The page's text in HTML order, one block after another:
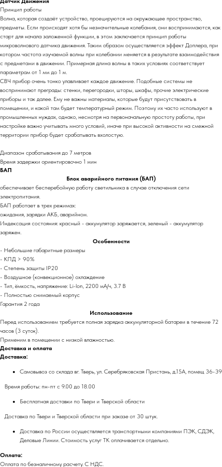
Принцип работы
Волна, которая создаёт устройство, проецируются на окружающее пространство,
предметы. Если происходят хотя бы незначительные колебания, они воспринимаются, как
старт для начала заложенной функции, в этом заключается принцип работы
микроволнового датчика движения. Таким образом осуществляется эффект Доплера, при
котором частота изучаемой волны при колебании меняется в результате взаимодействия
с предметами в движении. Примерная длина волны в таких условиях соответствует
параметрам от 1 мм до 1 м.
СВЧ прибор очень тонко улавливает каждое движение. Подобные системы не
воспринимают преграды: стенки, перегородки, шторы, шкафы, прочие электрические
приборы и так далее. Ему не важны материалы, которые будут присутствовать в
помещении, и какой там будет температурный режим. Поэтому их часто используют в
промышленных нуждах, однако, несмотря на первоначальную простоту работы, при
настройке важно учитывать много условий, иначе при высокой активности на смежной
территории прибор будет срабатывать вхолостую.
Диапазон срабатывания до 7 метров
Время задержки ориентировочно 1 мин
БАП
Блок аварийного питания (БАП)
обеспечивает бесперебойную работу светильника в случае отключения сети
электропитания.
БАП работает в трех режимах:
ожидания, зарядки АКБ, аварийном.
Индексация состояния: красный - аккумулятор заряжается, зеленый - аккумулятор
заряжен.
Особенности
- Небольшие габаритные размеры
- КПД > 90%
- Степень защиты IP20
- Воздушное (конвекционное) охлаждение
- Тип, ёмкость, напряжение: Li-lon, 2200 мА/ч, 3.7 В
- Полностью снимаемый корпус
Гарантия 2 года
Использование
Перед использованием требуется полная зарядка аккумуляторной батареи в течение 72
часов (3 суток).
Применим в помещении с низкой влажностью.
Доставка и оплата
Доставка:
Самовывоз со склада вг. Тверь, ул. Серебряковская Пристань, д.15А, помещ 36-39
Время работы: пн-пт с 9.00 до 18.00
Бесплатная доставки по Твери и Тверской области
Доставка по Твери и Тверской области при заказе от 30 штук.
Доставка по России осуществляется транспортными компаниями ПЭК, СДЭК,
Деловые Линии. Стоимость услуг ТК оплачивается отдельно.
Оплата:
Оплата по безналичному расчету. С НДС.